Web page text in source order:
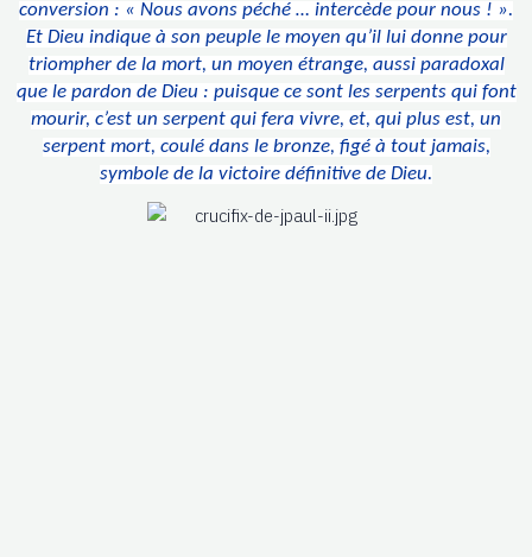
conversion : « Nous avons péché … intercède pour nous ! ».
Et Dieu indique à son peuple le moyen qu’il lui donne pour
triompher de la mort, un moyen étrange, aussi paradoxal
que le pardon de Dieu : puisque ce sont les serpents qui font
mourir, c’est un serpent qui fera vivre, et, qui plus est, un
serpent mort, coulé dans le bronze, figé à tout jamais,
symbole de la victoire définitive de Dieu.